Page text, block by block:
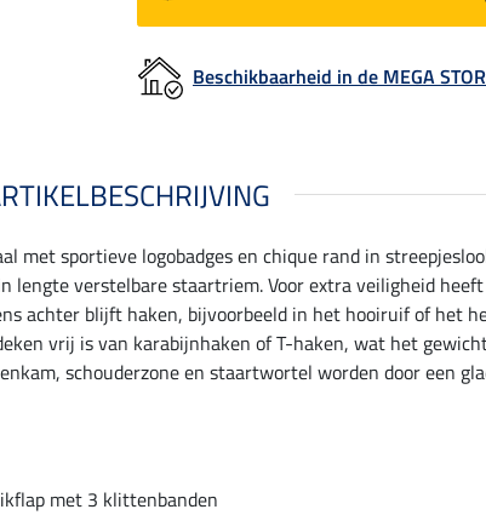
Beschikbaarheid in de MEGA
sportieve logobadges en chique rand in
verstelbare staartriem. Voor extra veiligheid
achter blijft haken, bijvoorbeeld in het hooiruif of het
vrij is van karabijnhaken of T-haken, wat het
schouderzone en staartwortel worden door een
met 3 klittenbanden